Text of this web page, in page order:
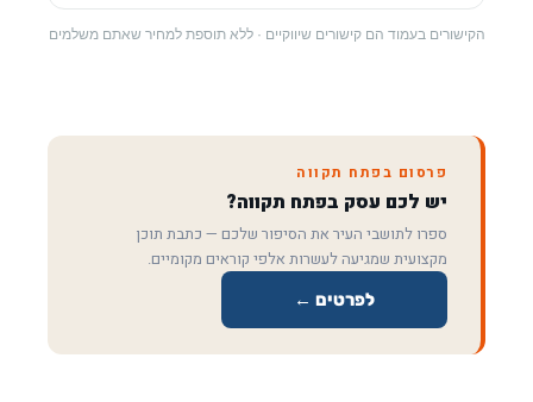
הקישורים בעמוד הם קישורים שיווקיים · ללא תוספת למחיר שאתם משלמים
פרסום בפתח תקווה
יש לכם עסק בפתח תקווה?
ספרו לתושבי העיר את הסיפור שלכם — כתבת תוכן
מקצועית שמגיעה לעשרות אלפי קוראים מקומיים.
לפרטים ←